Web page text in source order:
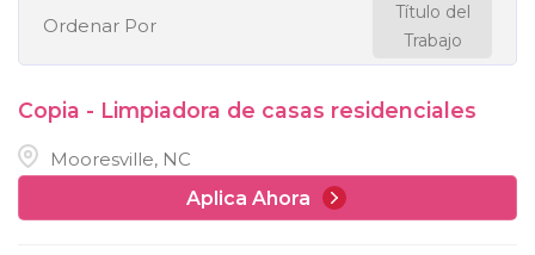
Ordenar Por
Título del
Trabajo
Copia - Limpiadora de casas residenciales
Mooresville, NC
Aplica Ahora